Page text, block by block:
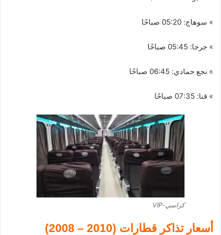
» سوهاج: 05:20 صباحًا
» جرجا: 05:45 صباحًا
» نجع حمادي: 06:45 صباحًا
» قنا: 07:35 صباحًا
كراسي-VIP
أسعار تذاكر قطارات (2010 – 2008)